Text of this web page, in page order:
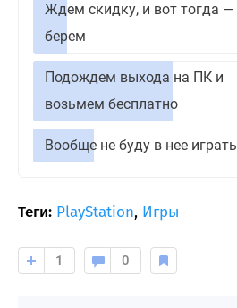
Ждем скидку, и вот тогда —
берем
Подождем выхода на ПК и
возьмем бесплатно
Вообще не буду в нее играть
Теги: PlayStation, Игры
1 0